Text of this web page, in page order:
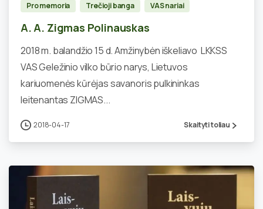
Pro memoria Trečioji banga VAS nariai
A. A. Zigmas Polinauskas
2018 m. balandžio 15 d. Amžinybėn iškeliavo LKKSS
VAS Geležinio vilko būrio narys, Lietuvos
kariuomenės kūrėjas savanoris pulkininkas
leitenantas ZIGMAS...
2018-04-17 Skaityti toliau